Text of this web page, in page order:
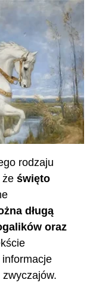
rodzaju
że święto
długą
oraz